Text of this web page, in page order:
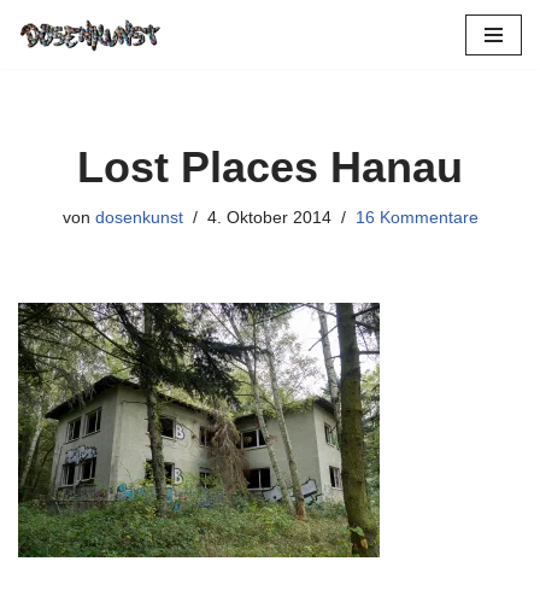
Lost Places Hanau
von dosenkunst 4. Oktober 2014 16 Kommentare